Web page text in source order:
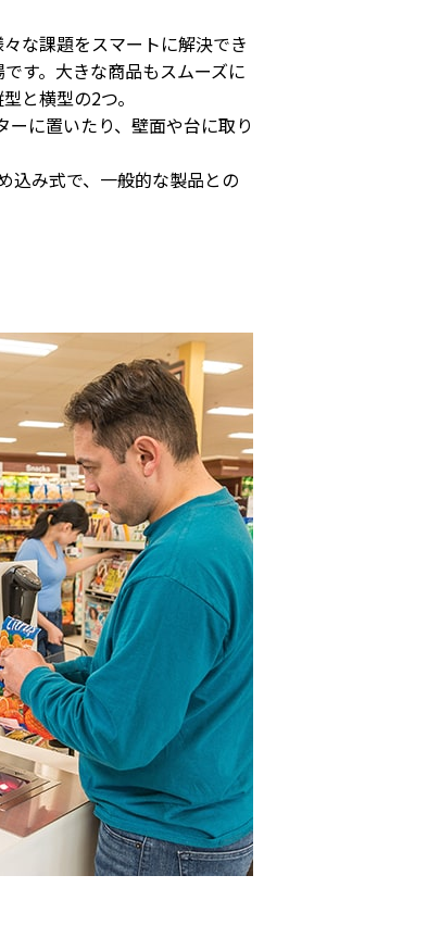
な課題をスマートに解決でき
す。大きな商品もスムーズに
と横型の2つ。
ーに置いたり、壁面や台に取り
込み式で、一般的な製品との